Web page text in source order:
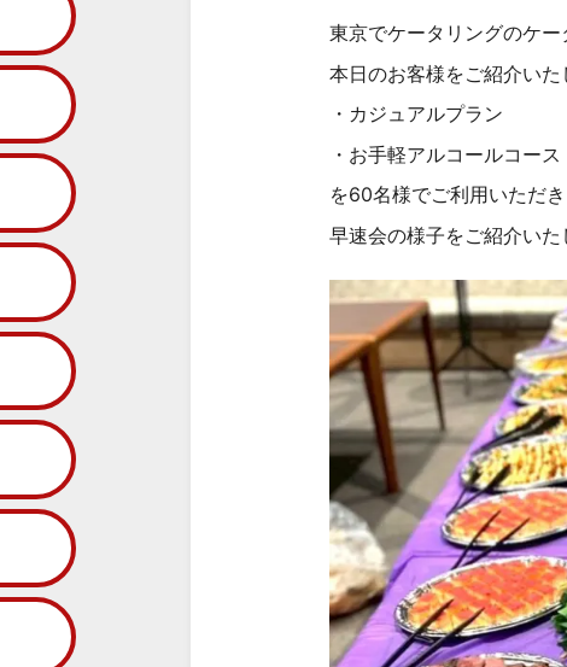
東京でケータリングのケー
本日のお客様をご紹介いた
・カジュアルプラン
・お手軽アルコールコース
を60名様でご利用いただ
早速会の様子をご紹介いた